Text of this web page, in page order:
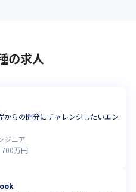
の求人
からの開発にチャレンジしたいエン
ジニア
700万円